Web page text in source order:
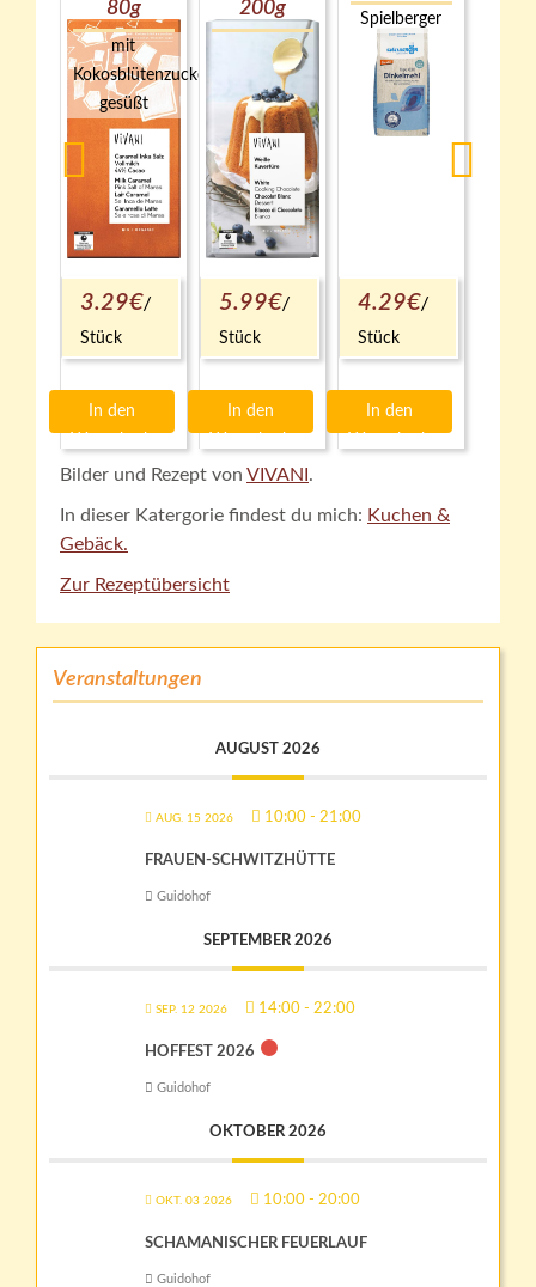
2183
80g
mit
Kokosblütenzucker
gesüßt
3.29€
Stück
41.13€
In den
1607
200g
5.99€
Stück
29.95€
In den
1237
Spielberger
4.29€
Stück
4.29€
In den
Bilder und Rezept von VIVANI .
In dieser Katergorie findest du mich: Kuchen &
Gebäck.
Zur Rezeptübersicht
Veranstaltungen
AUGUST 2026
AUG. 15 2026 10:00 - 21:00
FRAUEN-SCHWITZHÜTTE
Guidohof
SEPTEMBER 2026
SEP. 12 2026 14:00 - 22:00
HOFFEST 2026
Guidohof
OKTOBER 2026
OKT. 03 2026 10:00 - 20:00
SCHAMANISCHER FEUERLAUF
Guidohof